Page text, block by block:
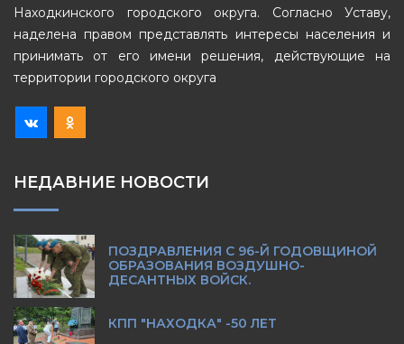
Находкинского городского округа. Согласно Уставу,
наделена правом представлять интересы населения и
принимать от его имени решения, действующие на
территории городского округа
НЕДАВНИЕ НОВОСТИ
ПОЗДРАВЛЕНИЯ С 96-Й ГОДОВЩИНОЙ
ОБРАЗОВАНИЯ ВОЗДУШНО-
ДЕСАНТНЫХ ВОЙСК.
КПП "НАХОДКА" -50 ЛЕТ